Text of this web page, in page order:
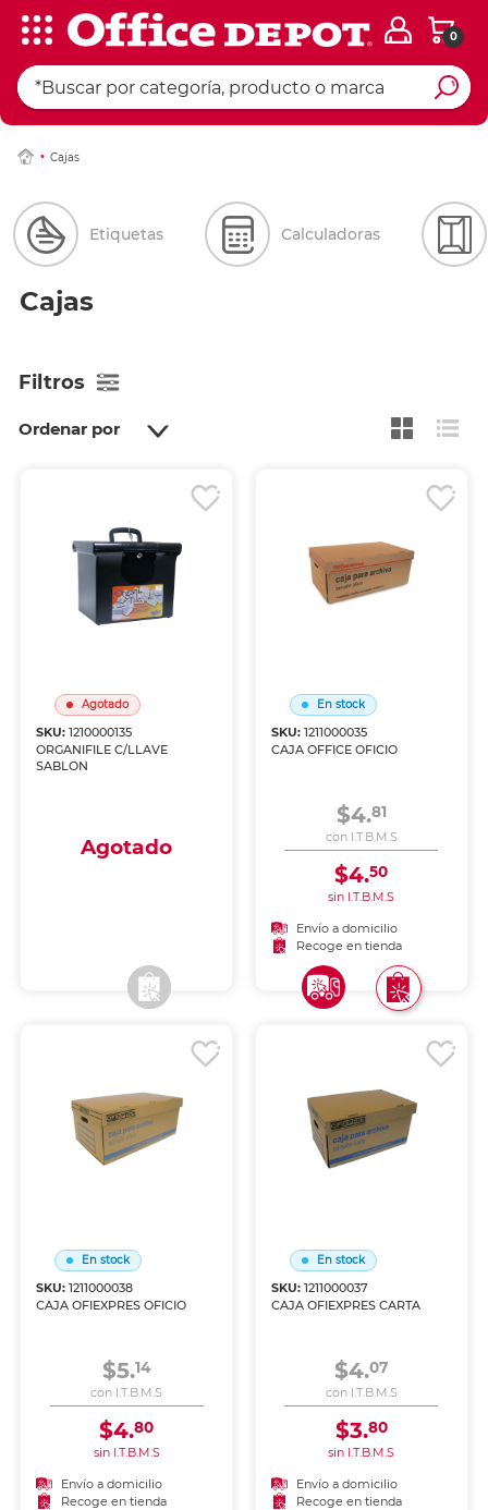
0
Cajas
Etiquetas Calculadoras
Cajas
Filtros
Ordenar por
Agotado
SKU:1210000135
ORGANIFILE C/LLAVE
SABLON
Agotado
En stock
SKU: 1211000035
CAJA OFFICE OFICIO
$4.81
con I.T.B.M.S
$4.50
sin I.T.B.M.S
Envío a domicilio
Recoge en tienda
En stock
SKU:1211000038
CAJA OFIEXPRES OFICIO
$5.14
con I.T.B.M.S
$4.80
sin I.T.B.M.S
Envío a domicilio
Recoge en tienda
En stock
SKU: 1211000037
CAJA OFIEXPRES CARTA
$4.07
con I.T.B.M.S
$3.80
sin I.T.B.M.S
Envío a domicilio
Recoge en tienda